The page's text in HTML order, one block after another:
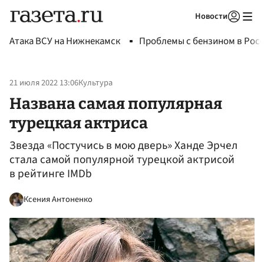
Новости
Атака ВСУ на Нижнекамск Проблемы с бензином в
21 июля 2022 13:06Культура
Названа самая популярная
турецкая актриса
Звезда «Постучись в мою дверь» Ханде Эрчел
стала самой популярной турецкой актрисой
в рейтинге IMDb
Ксения Антоненко